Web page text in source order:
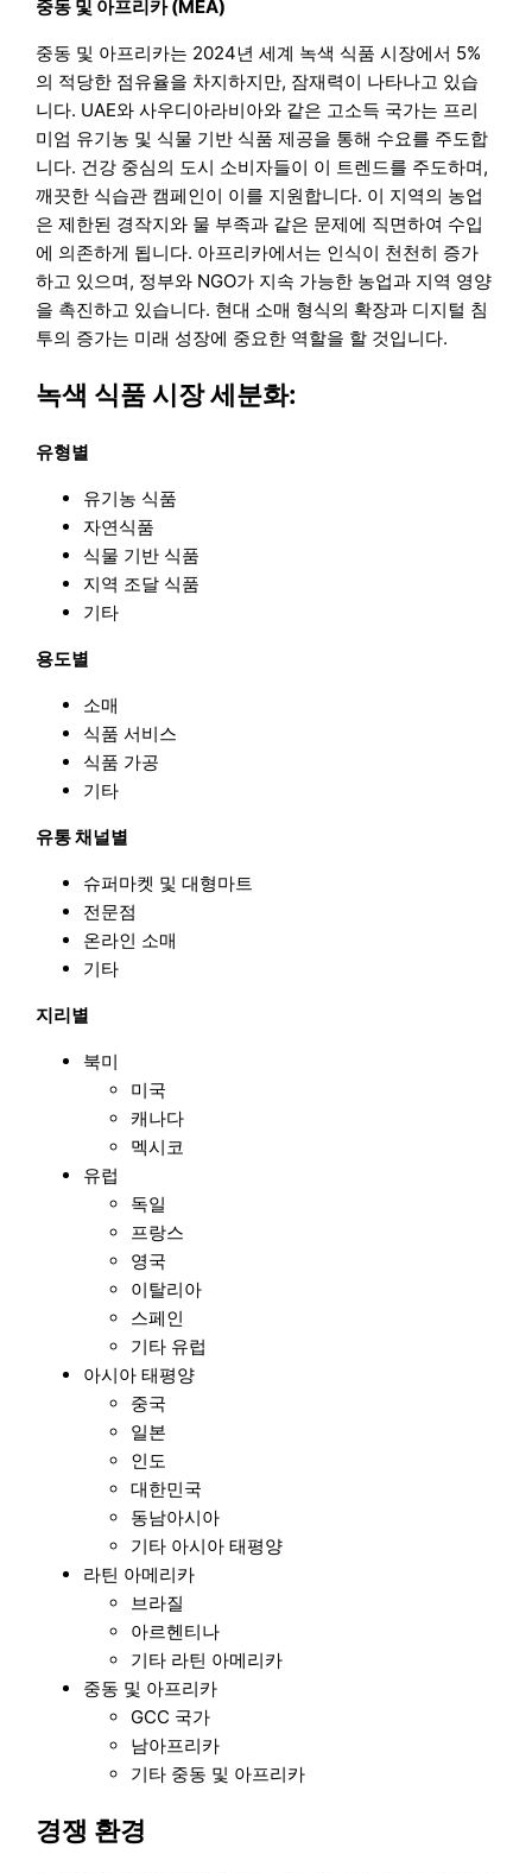
중동 및 아프리카 (MEA)
중동 및 아프리카는 2024년 세계 녹색 식품 시장에서 5%
의 적당한 점유율을 차지하지만, 잠재력이 나타나고 있습
니다. UAE와 사우디아라비아와 같은 고소득 국가는 프리
미엄 유기농 및 식물 기반 식품 제공을 통해 수요를 주도합
니다. 건강 중심의 도시 소비자들이 이 트렌드를 주도하며,
깨끗한 식습관 캠페인이 이를 지원합니다. 이 지역의 농업
은 제한된 경작지와 물 부족과 같은 문제에 직면하여 수입
에 의존하게 됩니다. 아프리카에서는 인식이 천천히 증가
하고 있으며, 정부와 NGO가 지속 가능한 농업과 지역 영양
을 촉진하고 있습니다. 현대 소매 형식의 확장과 디지털 침
투의 증가는 미래 성장에 중요한 역할을 할 것입니다.
녹색 식품 시장 세분화:
유형별
유기농 식품
자연식품
식물 기반 식품
지역 조달 식품
기타
용도별
소매
식품 서비스
식품 가공
기타
유통 채널별
슈퍼마켓 및 대형마트
전문점
온라인 소매
기타
지리별
북미
미국
캐나다
멕시코
유럽
독일
프랑스
영국
이탈리아
스페인
기타 유럽
아시아 태평양
중국
일본
인도
대한민국
동남아시아
기타 아시아 태평양
라틴 아메리카
브라질
아르헨티나
기타 라틴 아메리카
중동 및 아프리카
GCC 국가
남아프리카
기타 중동 및 아프리카
경쟁 환경